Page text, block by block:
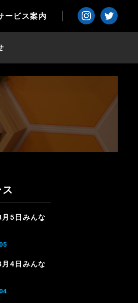
ービス案内
ス
5日みんな
4日みんな